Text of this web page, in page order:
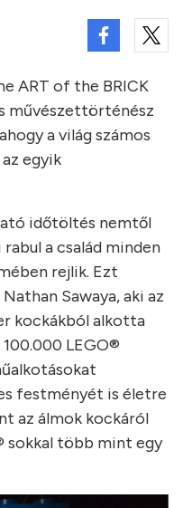
ART of the BRICK
művészettörténész
a világ számos
egyik
időtöltés nemtől
a család minden
rejlik. Ezt
Sawaya, aki az
kockákból alkotta
LEGO®
festményét is életre
az álmok kockáról
sokkal több mint egy